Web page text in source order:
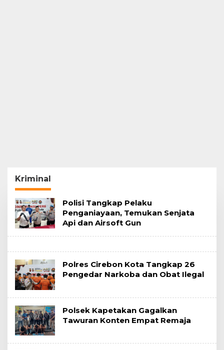
Kriminal
Polisi Tangkap Pelaku
Penganiayaan, Temukan Senjata
Api dan Airsoft Gun
Polres Cirebon Kota Tangkap 26
Pengedar Narkoba dan Obat Ilegal
Polsek Kapetakan Gagalkan
Tawuran Konten Empat Remaja